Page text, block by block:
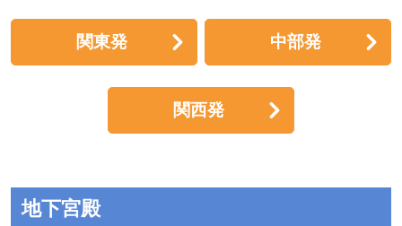
関東発 中部発
関西発
地下宮殿